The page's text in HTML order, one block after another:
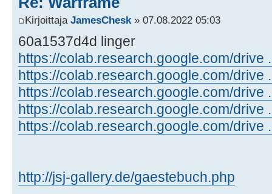
Kirjoittaja JamesChesk» 07.08.2022 05:03
60a1537d4d linger
https://colab.research.google.com/drive
https://colab.research.google.com/drive
https://colab.research.google.com/drive
https://colab.research.google.com/drive
https://colab.research.google.com/drive
http://jsj-gallery.de/gaestebuch.php